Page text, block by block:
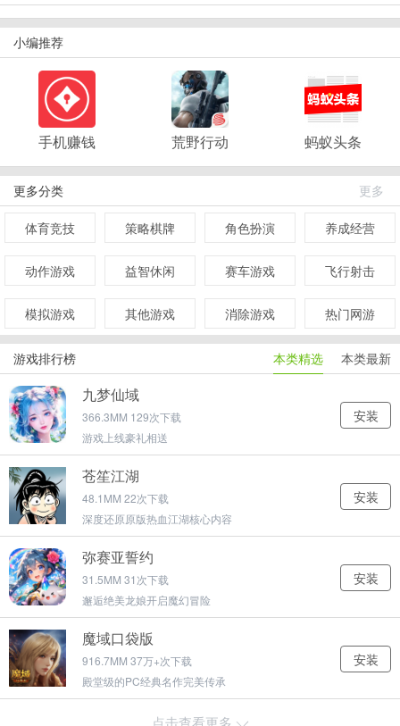
小编推荐
手机赚钱 荒野行动 蚂蚁头条
更多分类 更多
体育竞技 策略棋牌 角色扮演 养成经营
动作游戏 益智休闲 赛车游戏 飞行射击
模拟游戏 其他游戏 消除游戏 热门网游
游戏排行榜 本类精选 本类最新
九梦仙域
366.3MM 129次下载
游戏上线豪礼相送
安装
苍笙江湖
48.1MM 22次下载
深度还原原版热血江湖核心内容
安装
弥赛亚誓约
31.5MM 31次下载
邂逅绝美龙娘开启魔幻冒险
安装
魔域口袋版
916.7MM 37万+次下载
殿堂级的PC经典名作完美传承
安装
点击查看更多